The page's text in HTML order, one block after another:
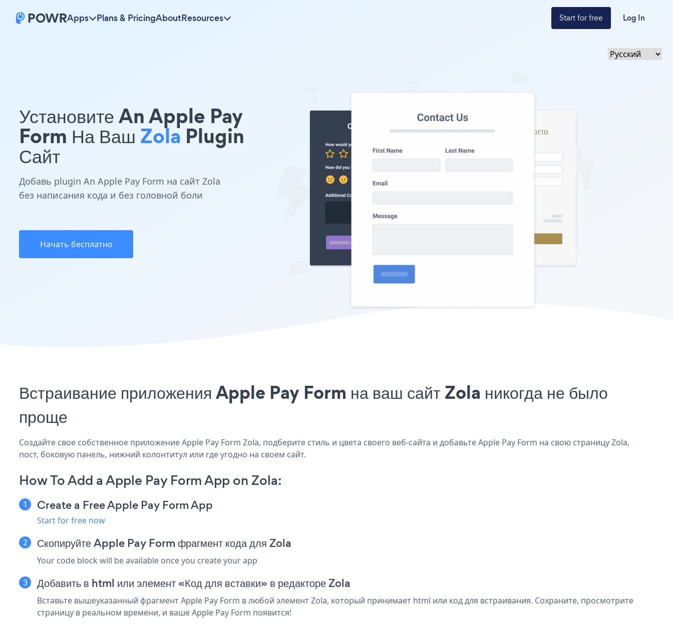
Apps Plans & PricingAboutResources Start for free Log In
Установите An Apple Pay
Form На Ваш Zola Plugin
Сайт
Добавь plugin An Apple Pay Form на сайт Zola
без написания кода и без головной боли
Начать бесплатно
Встраивание приложения Apple Pay Form на ваш сайт Zola никогда не было
проще
Создайте свое собственное приложение Apple Pay Form Zola, подберите стиль и цвета своего веб-сайта и добавьте Apple Pay Form на свою страницу Zola,
пост, боковую панель, нижний колонтитул или где угодно на своем сайт.
How To Add a Apple Pay Form App on Zola:
Create a Free Apple Pay Form App
Start for free now
Скопируйте Apple Pay Form фрагмент кода для Zola
Your code block will be available once you create your app
Добавить в html или элемент «Код для вставки» в редакторе Zola
Вставьте вышеуказанный фрагмент Apple Pay Form в любой элемент Zola, который принимает html или код для встраивания. Сохраните, просмотрите
страницу в реальном времени, и ваше Apple Pay Form появится!